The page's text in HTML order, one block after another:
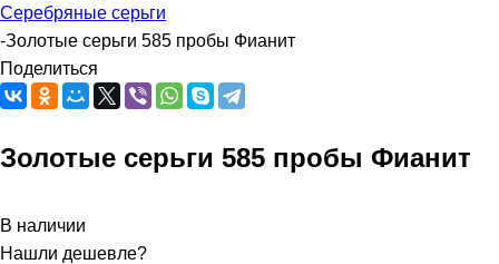
Серебряные серьги
-Золотые серьги 585 пробы Фианит
Поделиться
Золотые серьги 585 пробы Фианит
В наличии
Нашли дешевле?